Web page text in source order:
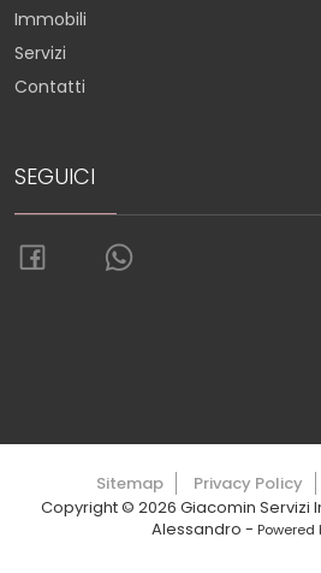
Immobili
Servizi
Contatti
SEGUICI
Sitemap Privacy Policy
Copyright © 2026 Giacomin Servizi
Alessandro - Powered